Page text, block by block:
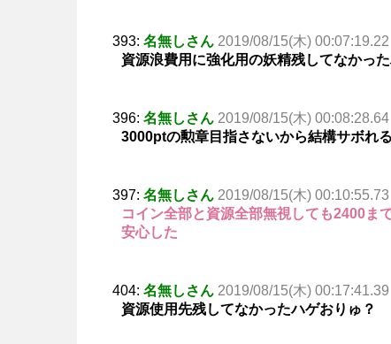
393: 名無しさん 2019/08/15(木) 00:07:19.22
資源浪費用に強化用の妖精残してなかっ
396: 名無しさん 2019/08/15(木) 00:08:28.64
3000ptの勲章目指さないから結構サボれる
397: 名無しさん 2019/08/15(木) 00:10:55.73
コイン全部と資源全部無視しても2400ま
安心した
404: 名無しさん 2019/08/15(木) 00:17:41.39
資源使用先残してなかったハゲおりゅ？